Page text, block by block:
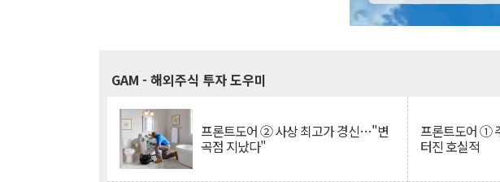
GAM - 해외주식 투자 도우미
프론트도어 ② 사상 최고가 경신…"변
곡점 지났다"
프론트도어 ①
터진 호실적